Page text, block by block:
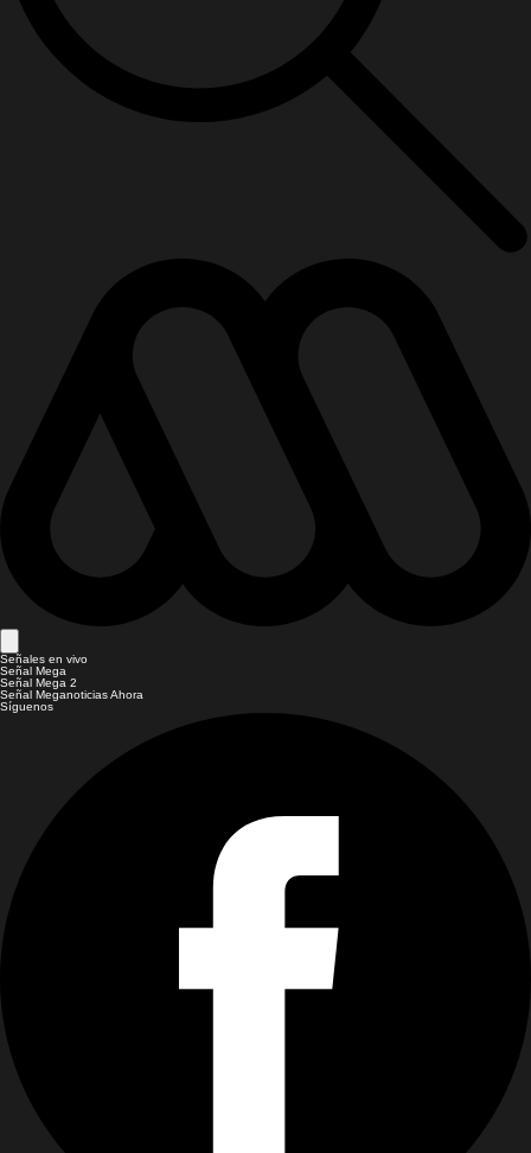
Señales en vivo
Señal Mega
Señal Mega 2
Señal Meganoticias Ahora
Síguenos